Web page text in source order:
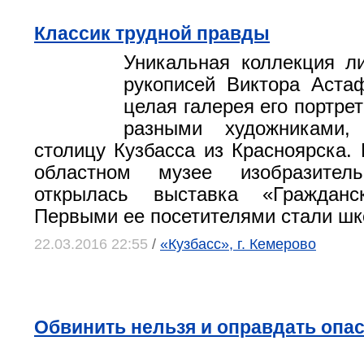
Классик трудной правды
Уникальная коллекция
рукописей Виктора
целая галерея его
разными
столицу Кузбасса из
областном музее
открылась выставка
Первыми ее посетителями стали
22.03.2016 22:55 / «Кузбасс», г. Кемерово
Обвинить нельзя и оправдать